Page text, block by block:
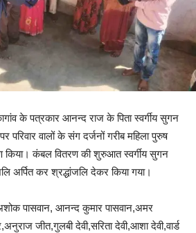
के पत्रकार आनन्द राज के पिता स्वर्गीय सुगन
परिवार वालों के संग दर्जनों गरीब महिला पुरुष
किया। कंबल वितरण की शुरुआत स्वर्गीय सुगन
अर्पित कर श्रद्धांजलि देकर किया गया।
पासवान, आनन्द कुमार पासवान,अमर
जीत,गुलबी देवी,सरिता देवी,आशा देवी,वार्ड